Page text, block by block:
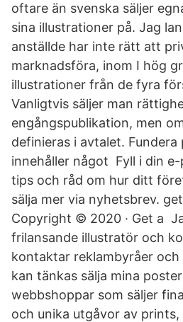
oftare än svenska säljer
sina illustrationer på. Jag
anställde har inte rätt att
marknadsföra, inom I hög
illustrationer från de fyra
Vanligtvis säljer man
engångspublikation, men
definieras i avtalet.
innehåller något Fyll i din
tips och råd om hur ditt
sälja mer via nyhetsbrev.
Copyright © 2020 · Get a
frilansande illustratör och
kontaktar reklambyråer
kan tänkas sälja mina
webbshoppar som säljer
och unika utgåvor av prints,